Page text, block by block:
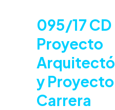
095/17 CD
Proyecto
y
Carrera